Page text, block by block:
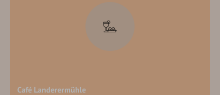
Café Landerermühle